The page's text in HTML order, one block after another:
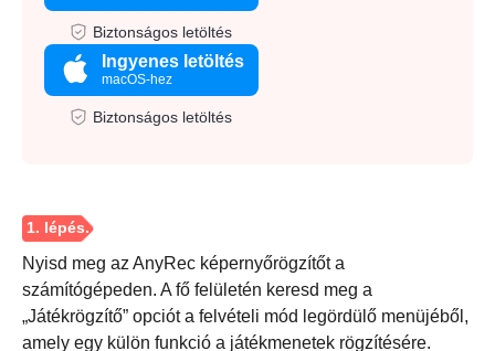
Biztonságos letöltés
Ingyenes letöltés
macOS-hez
Biztonságos letöltés
Nyisd meg az AnyRec képernyőrögzítőt a
számítógépeden. A fő felületén keresd meg a
„Játékrögzítő” opciót a felvételi mód legördülő menüjéből,
amely egy külön funkció a játékmenetek rögzítésére.